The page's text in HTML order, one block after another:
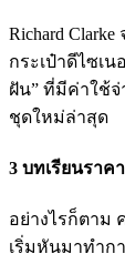
Richard
กระเป๋าดีไซเ
ฝัน” ที่มีค่าใช้จ่
ชุดใหม่ล่าสุด
3 บทเรียนราค
อย่างไรก็ตาม
เริ่มหันมาทำก